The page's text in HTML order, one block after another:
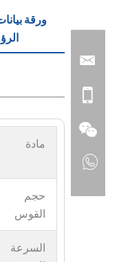
ورقة
مادة
حجم
القوس
السرعة